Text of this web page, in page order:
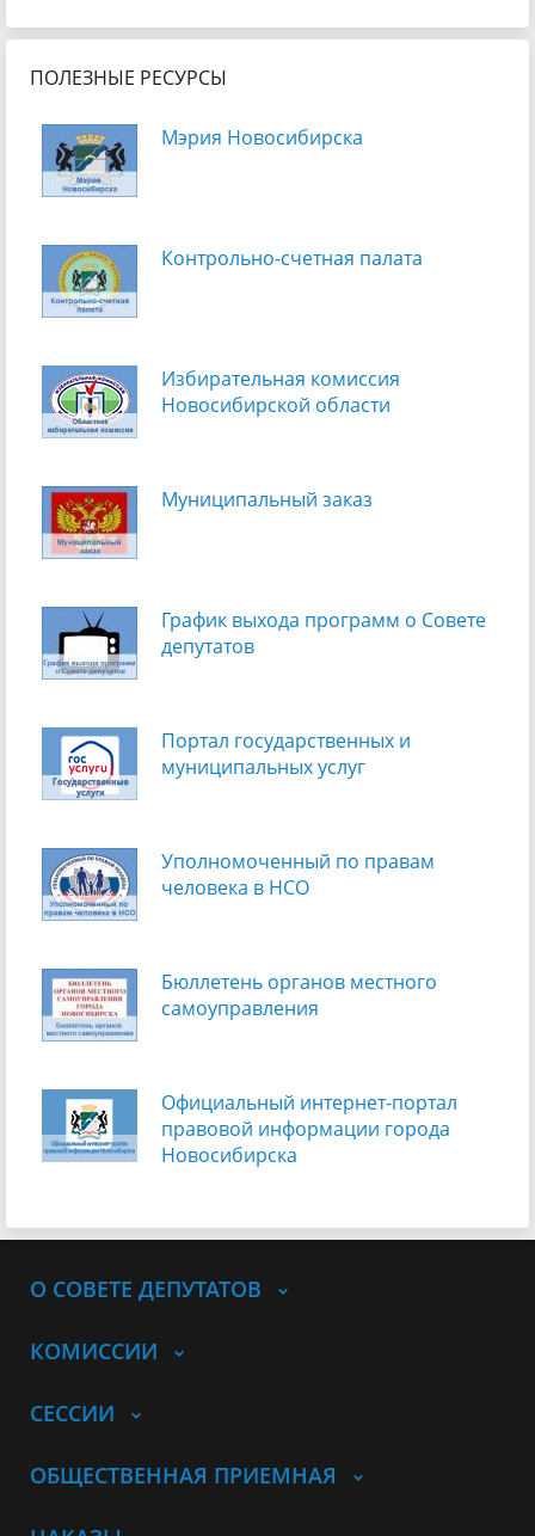
ПОЛЕЗНЫЕ РЕСУРСЫ
Мэрия Новосибирска
Контрольно-счетная палата
Избирательная комиссия
Новосибирской области
Муниципальный заказ
График выхода программ о Cовете
депутатов
Портал государственных и
муниципальных услуг
Уполномоченный по правам
человека в НСО
Бюллетень органов местного
самоуправления
Официальный интернет-портал
правовой информации города
Новосибирска
О СОВЕТЕ ДЕПУТАТОВ
КОМИССИИ
СЕССИИ
ОБЩЕСТВЕННАЯ ПРИЕМНАЯ